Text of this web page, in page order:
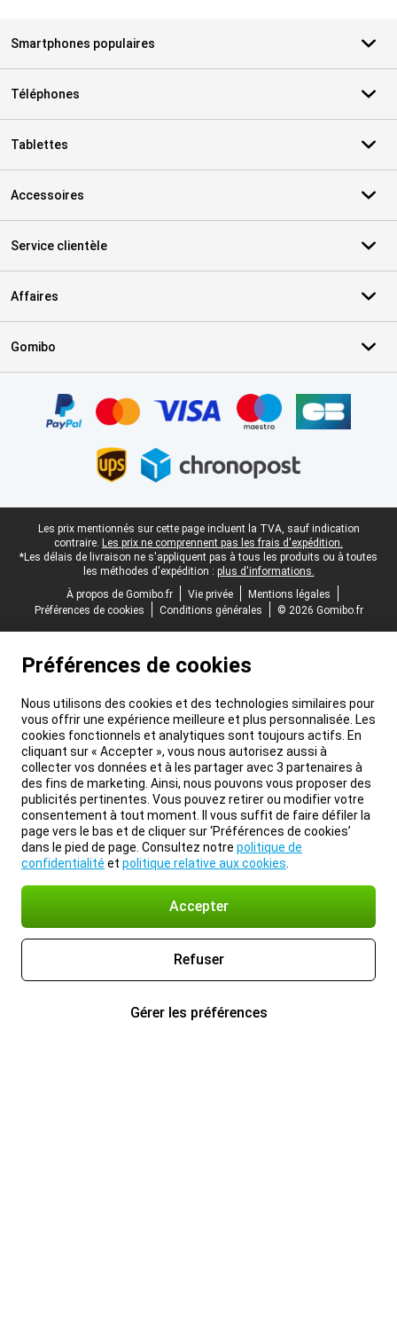
Smartphones populaires
Téléphones
Tablettes
Accessoires
Service clientèle
Affaires
Gomibo
Pied-de-page légal
Les prix mentionnés sur cette page incluent la TVA, sauf indication
contraire. Les prix ne comprennent pas les frais d'expédition.
*Les délais de livraison ne s'appliquent pas à tous les produits ou à toutes
les méthodes d'expédition : plus d'informations.
À propos de Gomibo.fr
Vie privée
Mentions légales
Préférences de cookies
Conditions générales © 2026 Gomibo.fr
Préférences de cookies
Nous utilisons des cookies et des technologies similaires pour
vous offrir une expérience meilleure et plus personnalisée. Les
cookies fonctionnels et analytiques sont toujours actifs. En
cliquant sur « Accepter », vous nous autorisez aussi à
collecter vos données et à les partager avec 3 partenaires à
des fins de marketing. Ainsi, nous pouvons vous proposer des
publicités pertinentes. Vous pouvez retirer ou modifier votre
consentement à tout moment. Il vous suffit de faire défiler la
page vers le bas et de cliquer sur ‘Préférences de cookies’
dans le pied de page. Consultez notre politique de
confidentialité et politique relative aux cookies
Accepter
Refuser
Gérer les préférences